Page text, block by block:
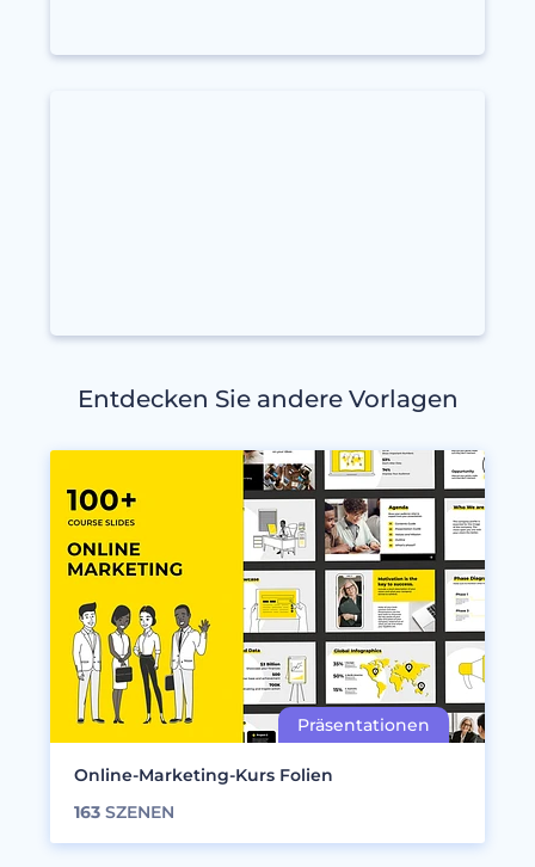
Entdecken Sie andere Vorlagen
Online-Marketing-Kurs Folien
163 SZENEN